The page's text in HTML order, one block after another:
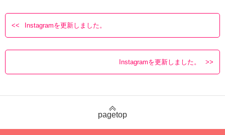
Instagramを更新しました。
Instagramを更新しました。
pagetop